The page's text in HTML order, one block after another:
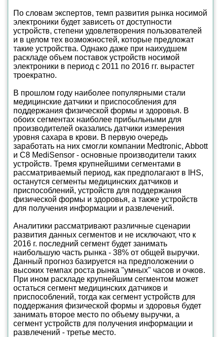
По словам экспертов, темп развития рынка носимой
электроники будет зависеть от доступности
устройств, степени удовлетворения пользователей
и в целом тех возможностей, которые предложат
такие устройства. Однако даже при наихудшем
раскладе объем поставок устройств носимой
электроники в период с 2011 по 2016 гг. вырастет
троекратно.
В прошлом году наиболее популярными стали
медицинские датчики и приспособления для
поддержания физической формы и здоровья. В
обоих сегментах наиболее прибыльными для
производителей оказались датчики измерения
уровня сахара в крови. В первую очередь
заработать на них смогли компании Medtronic, Abbott
и C8 MediSensor - основные производители таких
устройств. Тремя крупнейшими сегментами в
рассматриваемый период, как предполагают в IHS,
останутся сегменты медицинских датчиков и
приспособлений, устройств для поддержания
физической формы и здоровья, а также устройств
для получения информации и развлечений.
Аналитики рассматривают различные сценарии
развития данных сегментов и не исключают, что к
2016 г. последний сегмент будет занимать
наибольшую часть рынка - 38% от общей выручки.
Данный прогноз базируется на предположении о
высоких темпах роста рынка "умных" часов и очков.
При ином раскладе крупнейшим сегментом может
остаться сегмент медицинских датчиков и
приспособлений, тогда как сегмент устройств для
поддержания физической формы и здоровья будет
занимать второе место по объему выручки, а
сегмент устройств для получения информации и
развлечений - третье место.